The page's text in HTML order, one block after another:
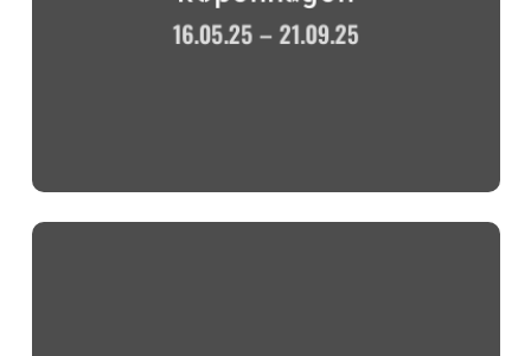
16.05.25 – 21.09.25